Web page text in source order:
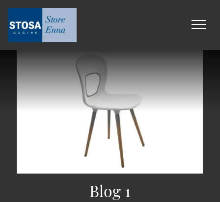
Blog 1